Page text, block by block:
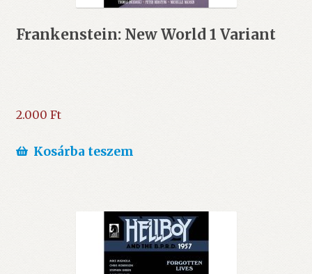
Frankenstein: New World 1 Variant
2.000 Ft
Kosárba teszem